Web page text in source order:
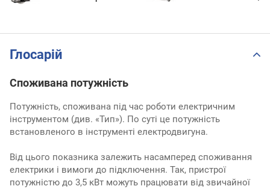
Глосарій
Споживана потужність
Потужність, споживана під час роботи електричним
інструментом (див. «Тип»). По суті це потужність
встановленого в інструменті електродвигуна.
Від цього показника залежить насамперед споживання
електрики і вимоги до підключення. Так, пристрої
потужністю до 3,5 кВт можуть працювати від звичайної